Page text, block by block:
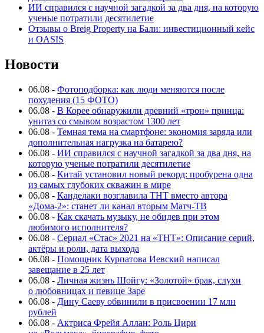
ИИ справился с научной загадкой за два дня, на которую
ученые потратили десятилетие
Отзывы о Breig Property на Бали: инвестиционный кейс
и OASIS
Новости
06.08 - Фотоподборка: как люди меняются после
похудения (15 ФОТО)
06.08 - В Корее обнаружили древний «трон» принца:
унитаз со смывом возрастом 1300 лет
06.08 - Темная тема на смартфоне: экономия заряда или
дополнительная нагрузка на батарею?
06.08 - ИИ справился с научной загадкой за два дня, на
которую ученые потратили десятилетие
06.08 - Китай установил новый рекорд: пробурена одна
из самых глубоких скважин в мире
06.08 - Канделаки возглавила ТНТ вместо автора
«Дома-2»: станет ли канал вторым Матч-ТВ
06.08 - Как скачать музыку, не обидев при этом
любимого исполнителя?
06.08 - Сериал «Стас» 2021 на «ТНТ»: Описание серий,
актёры и роли, дата выхода
06.08 - Помощник Курпатова Иевский написал
завещание в 25 лет
06.08 - Личная жизнь Шойгу: «Золотой» брак, слухи
о любовницах и певице Заре
06.08 - Дину Саеву обвинили в присвоении 17 млн
рублей
06.08 - Актриса Фрейя Аллан: Роль Цири